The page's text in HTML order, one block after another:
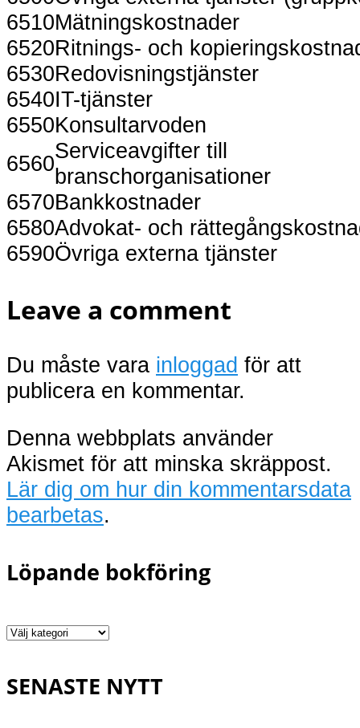
6510Mätningskostnader
6520Ritnings- och
6530Redovisningstjänster
6540IT-tjänster
6550Konsultarvoden
6560
Serviceavgifter till
branschorganisationer
6570Bankkostnader
6580Advokat- och
6590Övriga externa tjänster
Leave a comment
Du måste vara inloggad för att
publicera en kommentar.
Denna webbplats använder
Akismet för att minska skräppost.
Lär dig om hur din kommentarsdata
bearbetas.
Löpande bokföring
Löpande
SENASTE NYTT